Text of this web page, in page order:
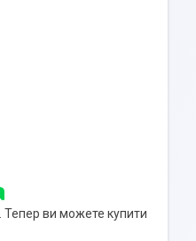
Тепер ви можете купити